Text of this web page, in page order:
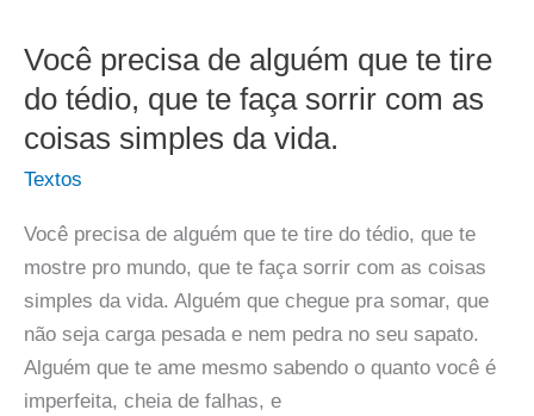
Você precisa de alguém que te tire
do tédio, que te faça sorrir com as
coisas simples da vida.
Textos
Você precisa de alguém que te tire do tédio, que te
mostre pro mundo, que te faça sorrir com as coisas
simples da vida. Alguém que chegue pra somar, que
não seja carga pesada e nem pedra no seu sapato.
Alguém que te ame mesmo sabendo o quanto você é
imperfeita, cheia de falhas, e